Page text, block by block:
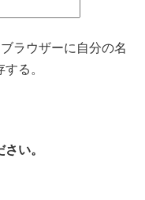
ラウザーに自分の名
る。
い。